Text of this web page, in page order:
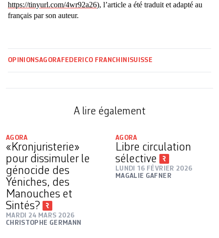
https://tinyurl.com/4wr92a26), l’article a été traduit et adapté au
français par son auteur.
OPINIONSAGORA FEDERICO FRANCHINI SUISSE
A lire également
AGORA
«Kronjuristerie»
pour dissimuler le
génocide des
Yéniches, des
Manouches et
Sintés?
MARDI 24 MARS 2026
CHRISTOPHE GERMANN
AGORA
Libre circulation
sélective
LUNDI 16 FÉVRIER 2026
MAGALIE GAFNER